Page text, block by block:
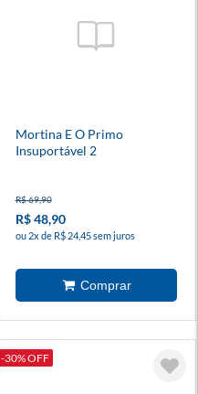
Mortina E O Primo
Insuportável 2
R$ 69,90
R$ 48,90
ou 2x de R$ 24,45 sem juros
-30% OFF